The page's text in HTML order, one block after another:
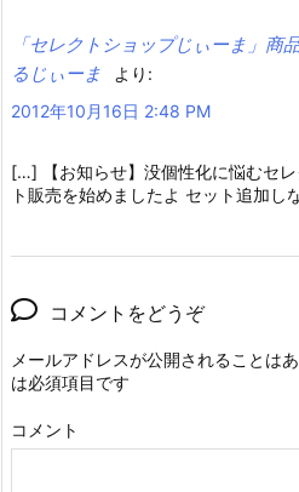
「セレクトショップじぃーま」商
るじぃーま
より:
2012年10月16日 2:48 PM
[…] 【お知らせ】没個性化に悩むセ
ト販売を始めましたよ セット追加し
コメントをどうぞ
メールアドレスが公開されることはあ
は必須項目です
コメント